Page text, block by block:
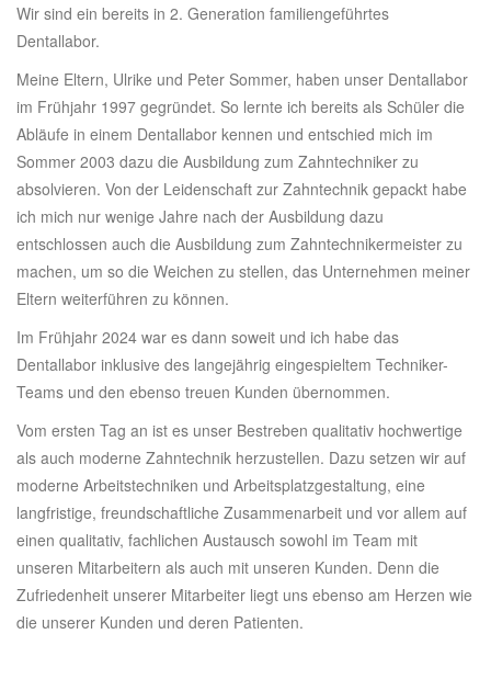
Wir sind ein bereits in 2. Generation familiengeführtes
Dentallabor.
Meine Eltern, Ulrike und Peter Sommer, haben unser Dentallabor
im Frühjahr 1997 gegründet. So lernte ich bereits als Schüler die
Abläufe in einem Dentallabor kennen und entschied mich im
Sommer 2003 dazu die Ausbildung zum Zahntechniker zu
absolvieren. Von der Leidenschaft zur Zahntechnik gepackt habe
ich mich nur wenige Jahre nach der Ausbildung dazu
entschlossen auch die Ausbildung zum Zahntechnikermeister zu
machen, um so die Weichen zu stellen, das Unternehmen meiner
Eltern weiterführen zu können.
Im Frühjahr 2024 war es dann soweit und ich habe das
Dentallabor inklusive des langejährig eingespieltem Techniker-
Teams und den ebenso treuen Kunden übernommen.
Vom ersten Tag an ist es unser Bestreben qualitativ hochwertige
als auch moderne Zahntechnik herzustellen. Dazu setzen wir auf
moderne Arbeitstechniken und Arbeitsplatzgestaltung, eine
langfristige, freundschaftliche Zusammenarbeit und vor allem auf
einen qualitativ, fachlichen Austausch sowohl im Team mit
unseren Mitarbeitern als auch mit unseren Kunden. Denn die
Zufriedenheit unserer Mitarbeiter liegt uns ebenso am Herzen wie
die unserer Kunden und deren Patienten.